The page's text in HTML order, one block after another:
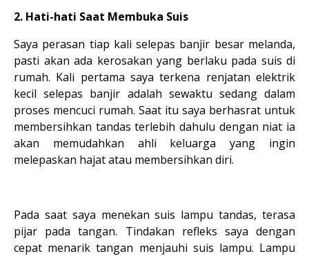
2. Hati-hati Saat Membuka Suis
Saya perasan tiap kali selepas banjir besar melanda,
pasti akan ada kerosakan yang berlaku pada suis di
rumah. Kali pertama saya terkena renjatan elektrik
kecil selepas banjir adalah sewaktu sedang dalam
proses mencuci rumah. Saat itu saya berhasrat untuk
membersihkan tandas terlebih dahulu dengan niat ia
akan memudahkan ahli keluarga yang ingin
melepaskan hajat atau membersihkan diri.
Pada saat saya menekan suis lampu tandas, terasa
pijar pada tangan. Tindakan refleks saya dengan
cepat menarik tangan menjauhi suis lampu. Lampu